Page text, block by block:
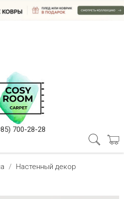
700-28-28
Настенный декор